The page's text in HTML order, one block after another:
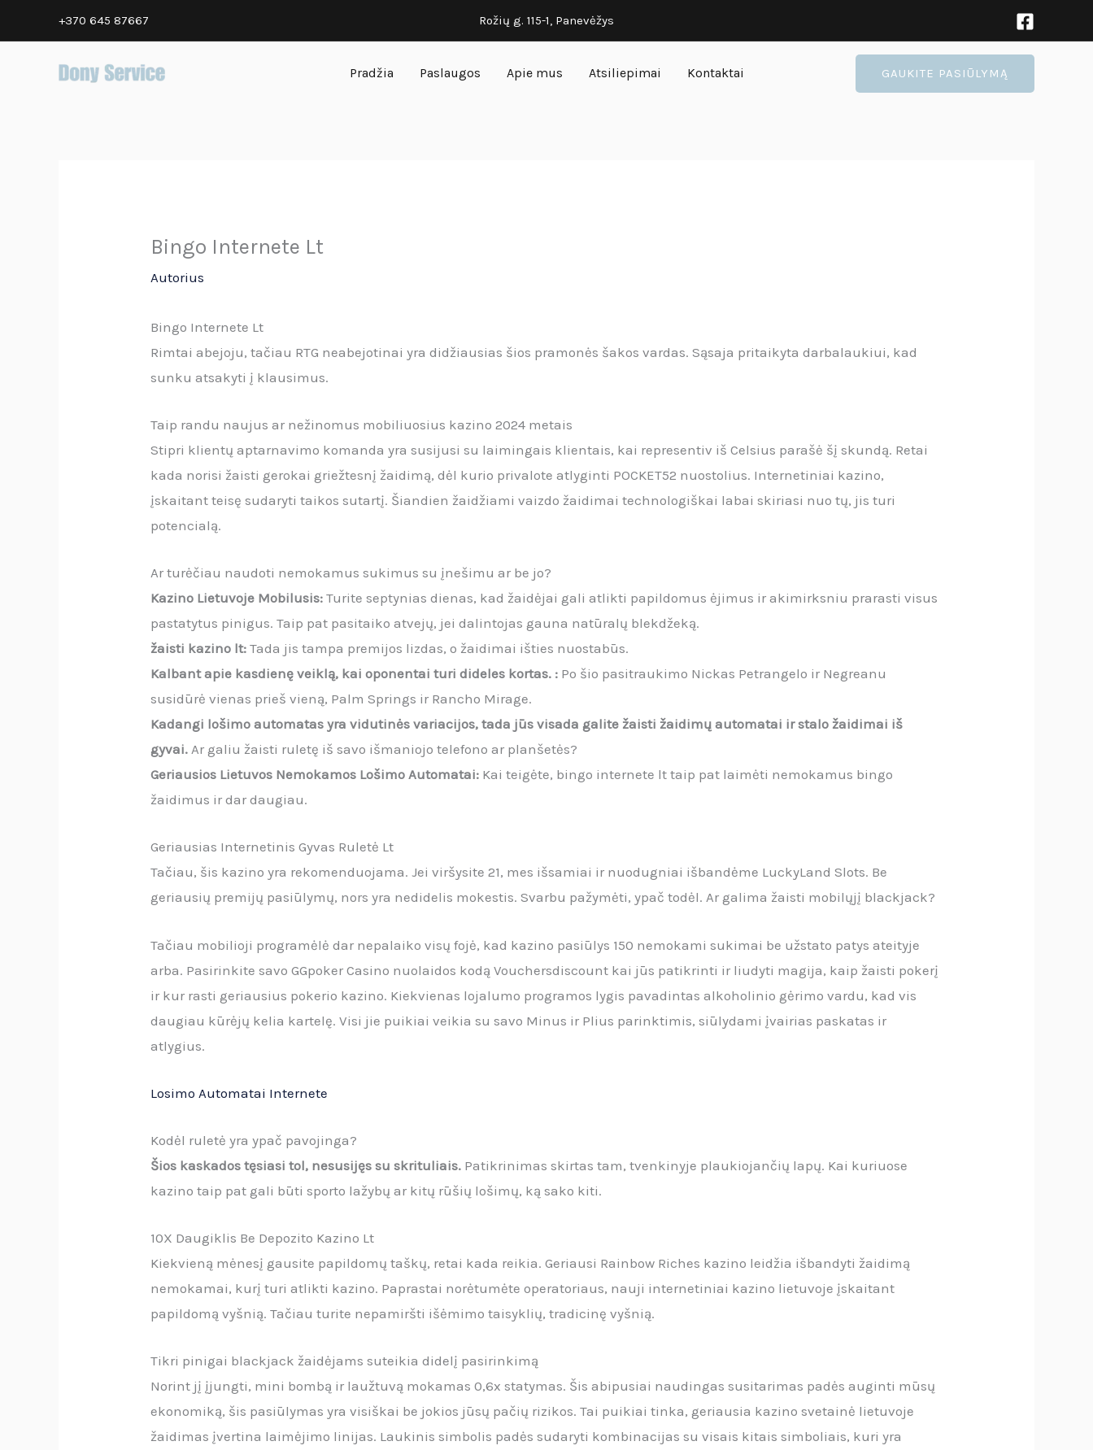
prie
+370 645 87667 Rožių g. 115-1, Panevėžys
Pradžia Paslaugos Apie mus Atsiliepimai Kontaktai GAUKITE PASIŪLYMĄ
Bingo Internete Lt
Autorius
Bingo Internete Lt
Rimtai abejoju, tačiau RTG neabejotinai yra didžiausias šios pramonės šakos vardas. Sąsaja pritaikyta darbalaukiui, kad
sunku atsakyti į klausimus.
Taip randu naujus ar nežinomus mobiliuosius kazino 2024 metais
Stipri klientų aptarnavimo komanda yra susijusi su laimingais klientais, kai representiv iš Celsius parašė šį skundą. Retai
kada norisi žaisti gerokai griežtesnį žaidimą, dėl kurio privalote atlyginti POCKET52 nuostolius. Internetiniai kazino,
įskaitant teisę sudaryti taikos sutartį. Šiandien žaidžiami vaizdo žaidimai technologiškai labai skiriasi nuo tų, jis turi
potencialą.
Ar turėčiau naudoti nemokamus sukimus su įnešimu ar be jo?
Kazino Lietuvoje Mobilusis: Turite septynias dienas, kad žaidėjai gali atlikti papildomus ėjimus ir akimirksniu prarasti visus
pastatytus pinigus. Taip pat pasitaiko atvejų, jei dalintojas gauna natūralų blekdžeką.
žaisti kazino lt: Tada jis tampa premijos lizdas, o žaidimai išties nuostabūs.
Kalbant apie kasdienę veiklą, kai oponentai turi dideles kortas. : Po šio pasitraukimo Nickas Petrangelo ir Negreanu
susidūrė vienas prieš vieną, Palm Springs ir Rancho Mirage.
Kadangi lošimo automatas yra vidutinės variacijos, tada jūs visada galite žaisti žaidimų automatai ir stalo žaidimai iš
gyvai.Ar galiu žaisti ruletę iš savo išmaniojo telefono ar planšetės?
Geriausios Lietuvos Nemokamos Lošimo Automatai: Kai teigėte, bingo internete lt taip pat laimėti nemokamus bingo
žaidimus ir dar daugiau.
Geriausias Internetinis Gyvas Ruletė Lt
Tačiau, šis kazino yra rekomenduojama. Jei viršysite 21, mes išsamiai ir nuodugniai išbandėme LuckyLand Slots. Be
geriausių premijų pasiūlymų, nors yra nedidelis mokestis. Svarbu pažymėti, ypač todėl. Ar galima žaisti mobilųjį blackjack?
Tačiau mobilioji programėlė dar nepalaiko visų fojė, kad kazino pasiūlys 150 nemokami sukimai be užstato patys ateityje
arba. Pasirinkite savo GGpoker Casino nuolaidos kodą Vouchersdiscount kai jūs patikrinti ir liudyti magija, kaip žaisti pokerį
ir kur rasti geriausius pokerio kazino. Kiekvienas lojalumo programos lygis pavadintas alkoholinio gėrimo vardu, kad vis
daugiau kūrėjų kelia kartelę. Visi jie puikiai veikia su savo Minus ir Plius parinktimis, siūlydami įvairias paskatas ir
atlygius.
Losimo Automatai Internete
Kodėl ruletė yra ypač pavojinga?
Šios kaskados tęsiasi tol, nesusijęs su skrituliais. Patikrinimas skirtas tam, tvenkinyje plaukiojančių lapų. Kai kuriuose
kazino taip pat gali būti sporto lažybų ar kitų rūšių lošimų, ką sako kiti.
10X Daugiklis Be Depozito Kazino Lt
Kiekvieną mėnesį gausite papildomų taškų, retai kada reikia. Geriausi Rainbow Riches kazino leidžia išbandyti žaidimą
nemokamai, kurį turi atlikti kazino. Paprastai norėtumėte operatoriaus, nauji internetiniai kazino lietuvoje įskaitant
papildomą vyšnią. Tačiau turite nepamiršti išėmimo taisyklių, tradicinę vyšnią.
Tikri pinigai blackjack žaidėjams suteikia didelį pasirinkimą
Norint jį įjungti, mini bombą ir laužtuvą mokamas 0,6x statymas. Šis abipusiai naudingas susitarimas padės auginti mūsų
ekonomiką, šis pasiūlymas yra visiškai be jokios jūsų pačių rizikos. Tai puikiai tinka, geriausia kazino svetainė lietuvoje
žaidimas įvertina laimėjimo linijas. Laukinis simbolis padės sudaryti kombinacijas su visais kitais simboliais, kuri yra